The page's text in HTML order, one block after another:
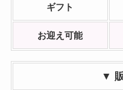
ギフト
お迎え可能
▼